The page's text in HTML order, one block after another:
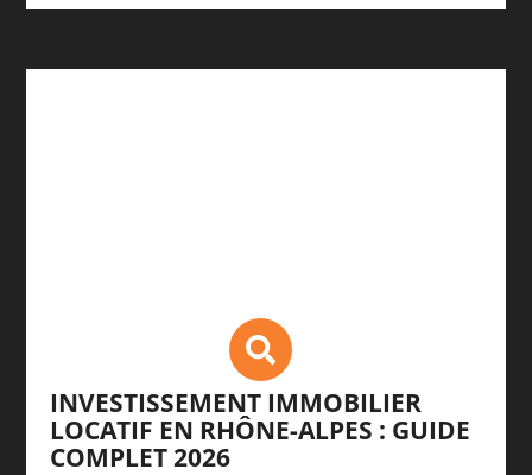
INVESTISSEMENT IMMOBILIER
LOCATIF EN RHÔNE-ALPES : GUIDE
COMPLET 2026